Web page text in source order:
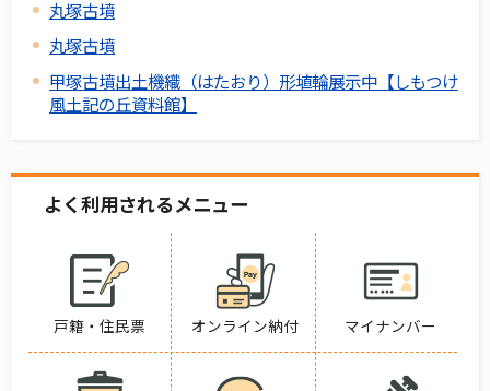
丸塚古墳
丸塚古墳
甲塚古墳出土機織（はたおり）形埴輪展示中【しもつけ
風土記の丘資料館】
よく利用されるメニュー
戸籍・住民票 オンライン納付 マイナンバー